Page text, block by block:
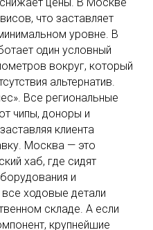
что заставляет
уровне. В
один условный
вокруг, который
альтернатив.
Все региональные
чипы, доноры и
клиента
Москва — это
хаб, где сидят
и
ходовые детали
складе. А если
крупнейшие